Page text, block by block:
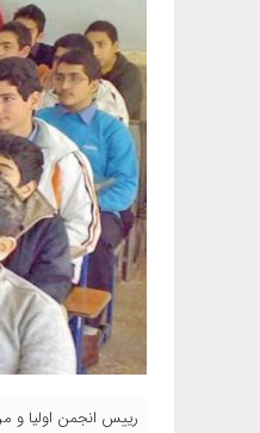
رییس انجمن اولیا و